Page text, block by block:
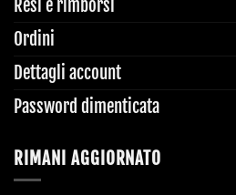
Resi e rimborsi
Ordini
Dettagli account
Password dimenticata
RIMANI AGGIORNATO